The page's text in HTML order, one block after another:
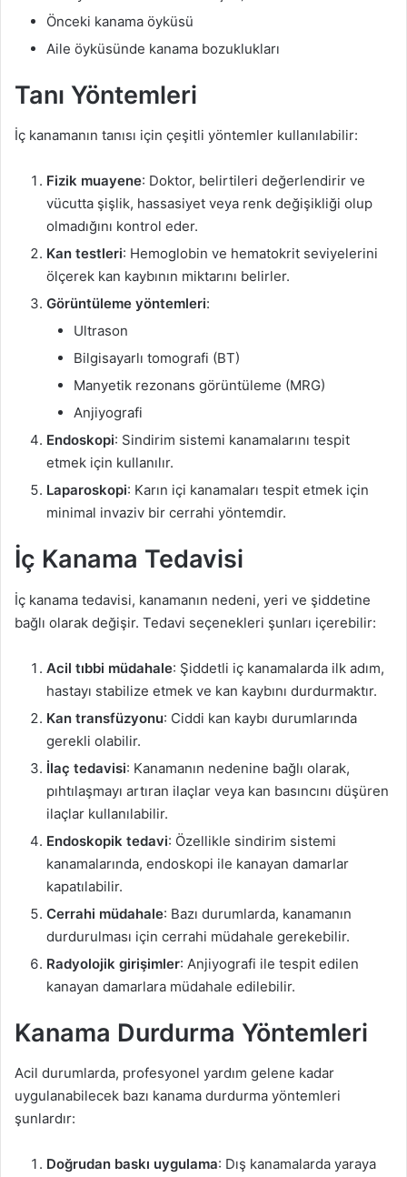
Önceki kanama öyküsü
Aile öyküsünde kanama bozuklukları
Tanı Yöntemleri
İç kanamanın tanısı için çeşitli yöntemler kullanılabilir:
Fizik muayene: Doktor, belirtileri değerlendirir ve
vücutta şişlik, hassasiyet veya renk değişikliği olup
olmadığını kontrol eder.
Kan testleri: Hemoglobin ve hematokrit seviyelerini
ölçerek kan kaybının miktarını belirler.
Görüntüleme yöntemleri:
Ultrason
Bilgisayarlı tomografi (BT)
Manyetik rezonans görüntüleme (MRG)
Anjiyografi
Endoskopi: Sindirim sistemi kanamalarını tespit
etmek için kullanılır.
Laparoskopi: Karın içi kanamaları tespit etmek için
minimal invaziv bir cerrahi yöntemdir.
İç Kanama Tedavisi
İç kanama tedavisi, kanamanın nedeni, yeri ve şiddetine
bağlı olarak değişir. Tedavi seçenekleri şunları içerebilir:
Acil tıbbi müdahale: Şiddetli iç kanamalarda ilk adım,
hastayı stabilize etmek ve kan kaybını durdurmaktır.
Kan transfüzyonu: Ciddi kan kaybı durumlarında
gerekli olabilir.
İlaç tedavisi: Kanamanın nedenine bağlı olarak,
pıhtılaşmayı artıran ilaçlar veya kan basıncını düşüren
ilaçlar kullanılabilir.
Endoskopik tedavi: Özellikle sindirim sistemi
kanamalarında, endoskopi ile kanayan damarlar
kapatılabilir.
Cerrahi müdahale: Bazı durumlarda, kanamanın
durdurulması için cerrahi müdahale gerekebilir.
Radyolojik girişimler: Anjiyografi ile tespit edilen
kanayan damarlara müdahale edilebilir.
Kanama Durdurma Yöntemleri
Acil durumlarda, profesyonel yardım gelene kadar
uygulanabilecek bazı kanama durdurma yöntemleri
şunlardır:
Doğrudan baskı uygulama: Dış kanamalarda yaraya